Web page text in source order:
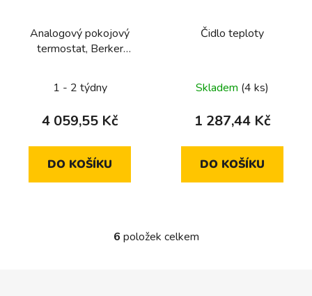
Analogový pokojový
termostat, Berker
lesk
1 - 2 týdny
4 059,55 Kč
DO KOŠÍKU
Čidlo teploty
Skladem (4 ks)
1 287,44 Kč
DO KOŠÍKU
O
6 položek celkem